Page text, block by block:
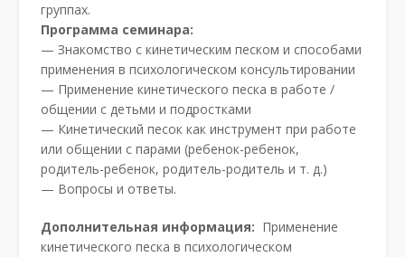
группах.
Программа семинара:
— Знакомство с кинетическим песком и способами
применения в психологическом консультировании
— Применение кинетического песка в работе /
общении с детьми и подростками
— Кинетический песок как инструмент при работе
или общении с парами (ребенок-ребенок,
родитель-ребенок, родитель-родитель и т. д.)
— Вопросы и ответы.
Дополнительная информация: Применение
кинетического песка в психологическом